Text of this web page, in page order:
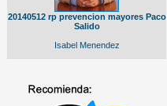
20140512 rp prevencion mayores Paco
Salido
Isabel Menendez